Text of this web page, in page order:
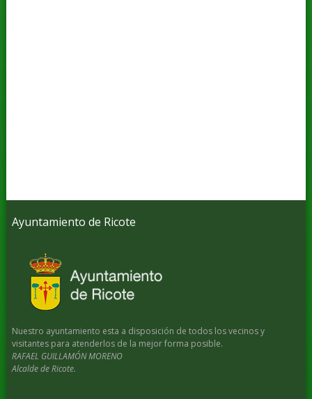
Ayuntamiento de Ricote
Nuestro ayuntamiento esta a disposición de todos los vecinos y
visitantes para atenderlos de la mejor forma posible.
RAFAEL GUILLAMÓN MORENO
Alcalde de Ricote.